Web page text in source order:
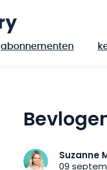
abonnementen
Suzanne
09